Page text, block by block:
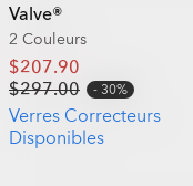
Valve®
2 Couleurs
$207.90
$297.00
30%
Verres Correcteurs
Disponibles